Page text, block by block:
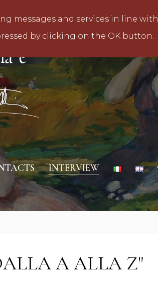
INTERVIEW
A ALLA Z"
messages and services in line
by clicking on the OK button.